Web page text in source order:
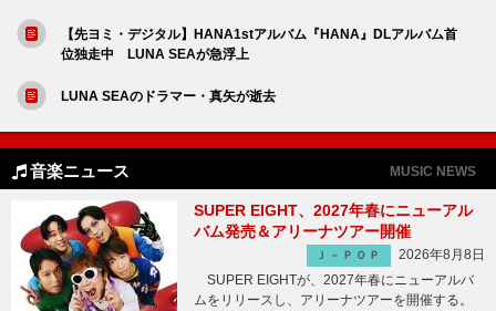
【先ヨミ・デジタル】HANA1stアルバム『HANA』DLアルバム首
位独走中 LUNA SEAが急浮上
LUNA SEAのドラマー・真矢が逝去
音楽ニュース MUSIC NEWS
SUPER EIGHT、2027年春にニューアル
バム発売＆アリーナツアー開催
Ｊ－ＰＯＰ
2026年8月8日
SUPER EIGHTが、2027年春にニューアルバ
ムをリリースし、アリーナツアーを開催する。